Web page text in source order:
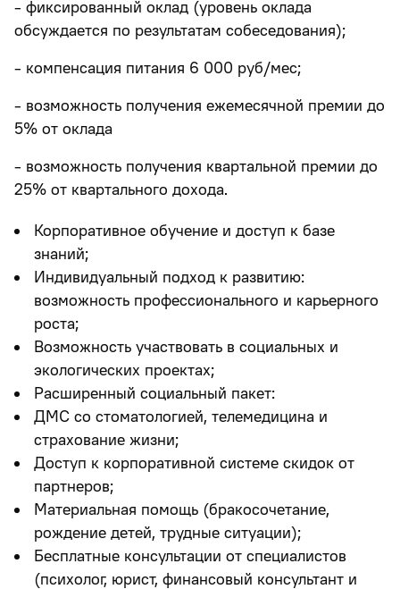
- фиксированный оклад (уровень оклада
обсуждается по результатам собеседования);
- компенсация питания 6 000 руб/мес;
- возможность получения ежемесячной премии до
5% от оклада
- возможность получения квартальной премии до
25% от квартального дохода.
Корпоративное обучение и доступ к базе
знаний;
Индивидуальный подход к развитию:
возможность профессионального и карьерного
роста;
Возможность участвовать в социальных и
экологических проектах;
Расширенный социальный пакет:
ДМС со стоматологией, телемедицина и
страхование жизни;
Доступ к корпоративной системе скидок от
партнеров;
Материальная помощь (бракосочетание,
рождение детей, трудные ситуации);
Бесплатные консультации от специалистов
(психолог, юрист, финансовый консультант и